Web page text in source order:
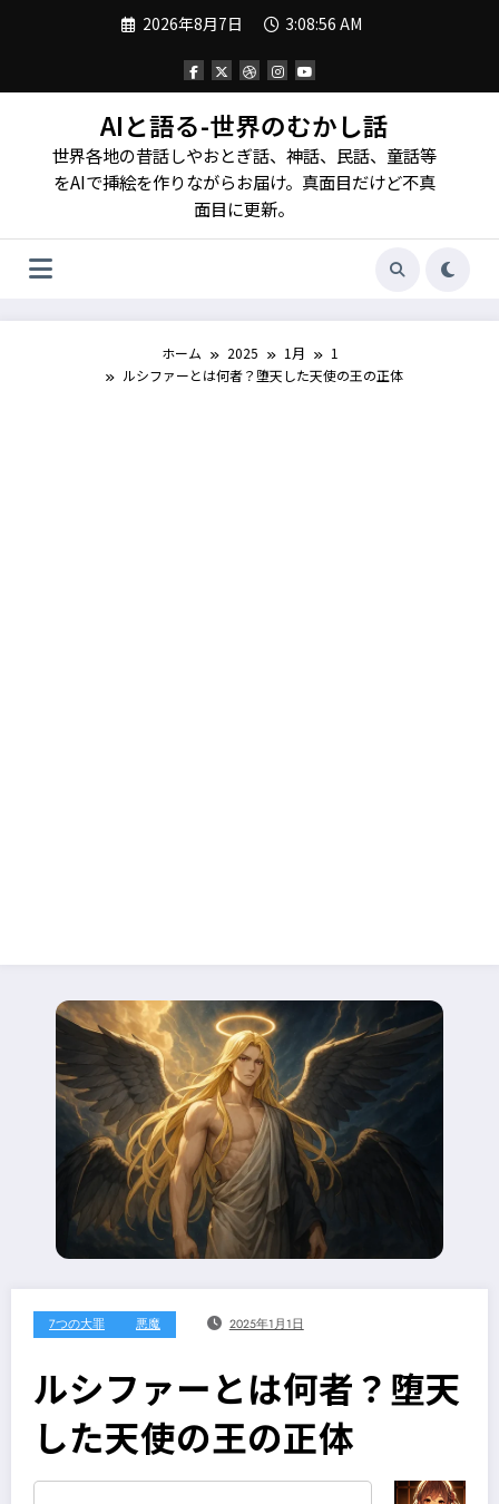
ツ
2026年8月7日 3:08:58 AM
AIと語る-世界のむかし話
世界各地の昔話しやおとぎ話、神話、民話、童話等
をAIで挿絵を作りながらお届け。真面目だけど不真
面目に更新。
ホーム 2025 1月
1
ルシファーとは何者？堕天した天使の王の正体
7つの大罪 悪魔 2025年1月1日
ルシファーとは何者？堕天
した天使の王の正体